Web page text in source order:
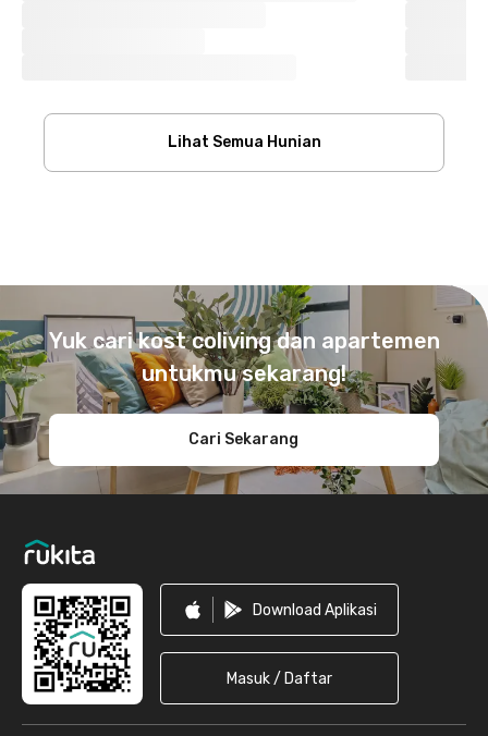
Lihat Semua Hunian
Yuk cari kost coliving dan apartemen
untukmu sekarang!
Cari Sekarang
Download Aplikasi
Masuk / Daftar